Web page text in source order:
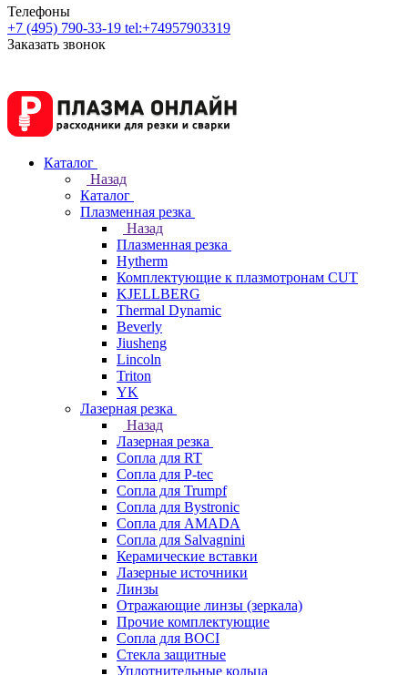
Телефоны
+7 (495) 790-33-19 tel:+74957903319
Заказать звонок
Каталог
Назад
Каталог
Плазменная резка
Назад
Плазменная резка
Hytherm
Комплектующие к плазмотронам CUT
KJELLBERG
Thermal Dynamic
Beverly
Jiusheng
Lincoln
Triton
YK
Лазерная резка
Назад
Лазерная резка
Сопла для RT
Сопла для P-tec
Сопла для Trumpf
Сопла для Bystronic
Сопла для AMADA
Сопла для Salvagnini
Керамические вставки
Лазерные источники
Линзы
Отражающие линзы (зеркала)
Прочие комплектующие
Сопла для BOCI
Стекла защитные
Уплотнительные кольца